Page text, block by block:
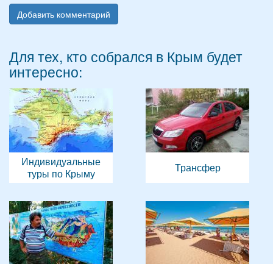
Добавить комментарий
Для тех, кто собрался в Крым будет
интересно:
Индивидуальные
туры по Крыму
Трансфер